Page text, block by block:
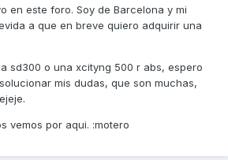
en este foro. Soy de Barcelona y mi
a que en breve quiero adquirir una
sd300 o una xcityng 500 r abs, espero
mis dudas, que son muchas,
vemos por aqui. :motero